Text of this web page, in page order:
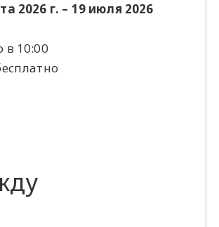
2026 г. – 19 июля 2026
в 10:00